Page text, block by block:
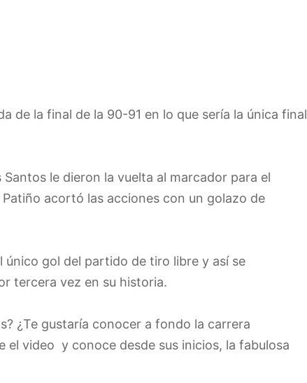
de la final de la 90-91 en lo que sería la única final
le dieron la vuelta al marcador para el
acortó las acciones con un golazo de
único gol del partido de tiro libre y así se
tercera vez en su historia.
¿Te gustaría conocer a fondo la carrera
video y conoce desde sus inicios, la fabulosa